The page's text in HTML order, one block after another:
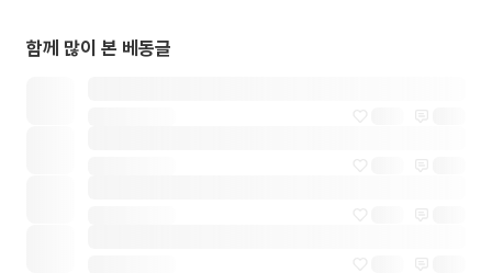
함께 많이 본 베동글